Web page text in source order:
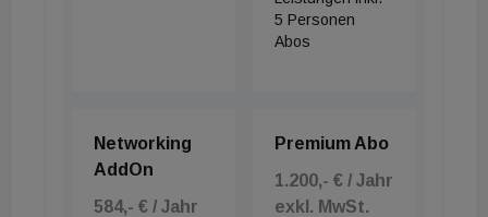
5 Personen
Abos
Networking
AddOn
584,- € / Jahr
Premium Abo
1.200,- € / Jahr
exkl. MwSt.